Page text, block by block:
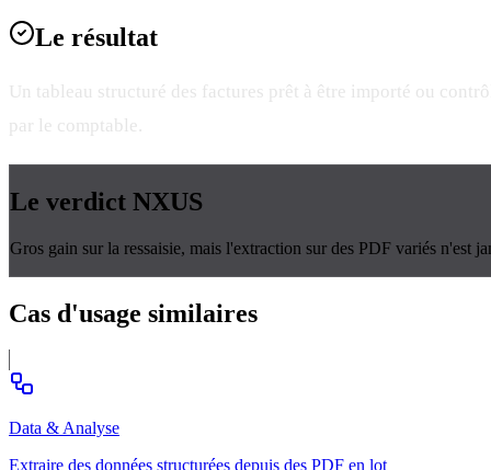
Le résultat
Un tableau structuré des factures prêt à être importé ou
par le comptable.
Le verdict NXUS
Gros gain sur la ressaisie, mais l'extraction sur des PDF variés n'est
Cas d'usage similaires
Data & Analyse
Extraire des données structurées depuis des PDF en lot